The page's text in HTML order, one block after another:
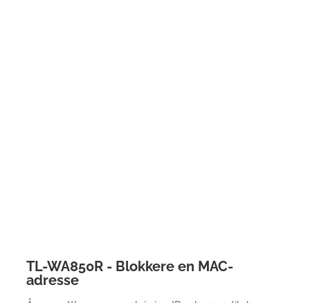
TL-WA850R - Blokkere en MAC-
adresse